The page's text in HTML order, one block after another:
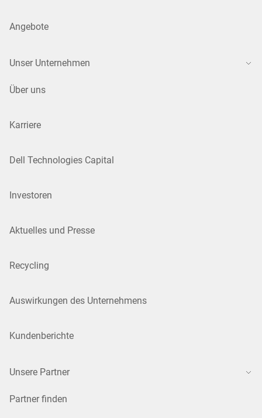
Angebote
Unser Unternehmen
Über uns
Karriere
Dell Technologies Capital
Investoren
Aktuelles und Presse
Recycling
Auswirkungen des Unternehmens
Kundenberichte
Unsere Partner
Partner finden